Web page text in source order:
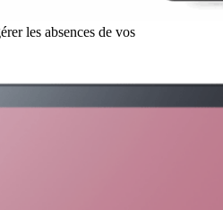
les absences de vos